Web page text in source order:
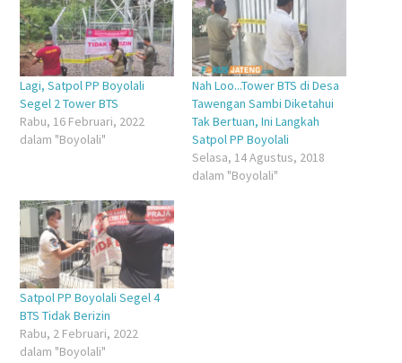
yang
baru)
yang
baru)
jendela
yang
baru)
yang
baru)
Lagi, Satpol PP Boyolali
Segel 2 Tower BTS
Rabu, 16 Februari, 2022
dalam "Boyolali"
Nah Loo...Tower BTS di Desa
Tawengan Sambi Diketahui
Tak Bertuan, Ini Langkah
Satpol PP Boyolali
Selasa, 14 Agustus, 2018
dalam "Boyolali"
Satpol PP Boyolali Segel 4
BTS Tidak Berizin
Rabu, 2 Februari, 2022
dalam "Boyolali"